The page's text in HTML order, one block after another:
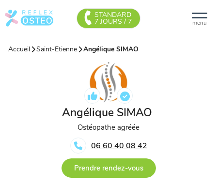
menu
STANDARD
7 JOURS / 7
Accueil Saint-Etienne Angélique SIMAO
Angélique SIMAO
Ostéopathe agréée
06 60 40 08 42
Prendre rendez-vous